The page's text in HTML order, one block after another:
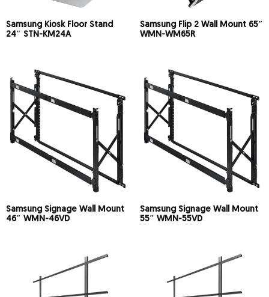
Samsung Kiosk Floor Stand
24″ STN-KM24A
Samsung Flip 2 Wall Mount 65″
WMN-WM65R
Samsung Signage Wall Mount
46″ WMN-46VD
Samsung Signage Wall Mount
55″ WMN-55VD